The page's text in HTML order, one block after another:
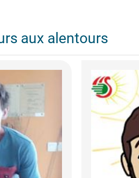
aux alentours